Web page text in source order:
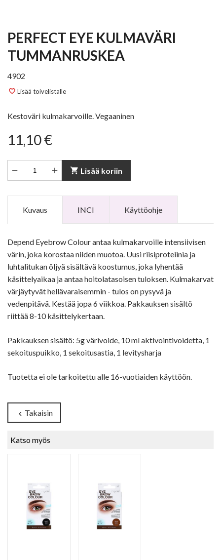
PERFECT EYE KULMAVÄRI
TUMMANRUSKEA
4902
favorite_border Lisää toivelistalle
Kestoväri kulmakarvoille. Vegaaninen
11,10 €
  shopping_cart Lisää koriin
Kuvaus INCI Käyttöohje
Depend Eyebrow Colour antaa kulmakarvoille intensiivisen
värin, joka korostaa niiden muotoa. Uusi riisiproteiinia ja
luhtalitukan öljyä sisältävä koostumus, joka lyhentää
käsittelyaikaa ja antaa hoitolatasoisen tuloksen. Kulmakarvat
värjäytyvät hellävaraisemmin - tulos on pysyvä ja
vedenpitävä. Kestää jopa 6 viikkoa. Pakkauksen sisältö
riittää 8-10 käsittelykertaan.
Pakkauksen sisältö: 5g värivoide, 10 ml aktivointivoidetta, 1
sekoituspuikko, 1 sekoitusastia, 1 levitysharja
Tuotetta ei ole tarkoitettu alle 16-vuotiaiden käyttöön.
chevron_left Takaisin
Katso myös